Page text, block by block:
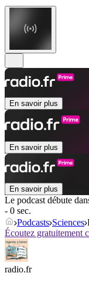
En savoir plus
En savoir plus
En savoir plus
Le podcast débute
- 0 sec.
Podcasts Sciences
Écoutez gratuitement
radio.fr